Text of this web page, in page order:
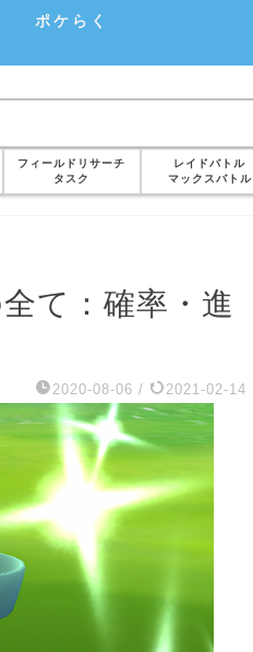
ポケらく
フィールドリサーチ
タスク
レイドバトル
マックスバトル
て：確率・進
2020-08-06 / 2021-02-14